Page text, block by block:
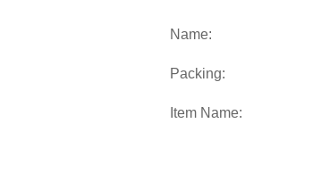
Name:
Packing:
Item Name: